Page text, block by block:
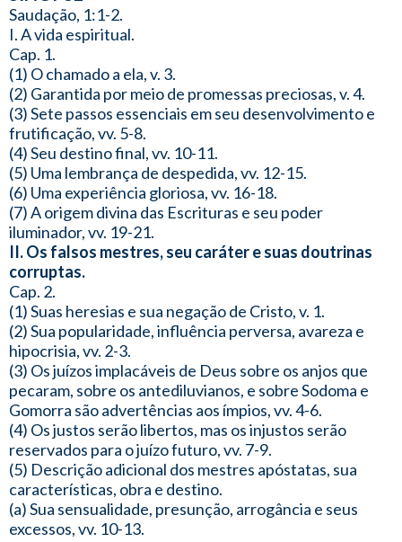
Saudação, 1:1-2.
I. A vida espiritual.
Cap. 1.
(1) O chamado a ela, v. 3.
(2) Garantida por meio de promessas preciosas, v. 4.
(3) Sete passos essenciais em seu desenvolvimento e
frutificação, vv. 5-8.
(4) Seu destino final, vv. 10-11.
(5) Uma lembrança de despedida, vv. 12-15.
(6) Uma experiência gloriosa, vv. 16-18.
(7) A origem divina das Escrituras e seu poder
iluminador, vv. 19-21.
II. Os falsos mestres, seu caráter e suas doutrinas
corruptas.
Cap. 2.
(1) Suas heresias e sua negação de Cristo, v. 1.
(2) Sua popularidade, influência perversa, avareza e
hipocrisia, vv. 2-3.
(3) Os juízos implacáveis de Deus sobre os anjos que
pecaram, sobre os antediluvianos, e sobre Sodoma e
Gomorra são advertências aos ímpios, vv. 4-6.
(4) Os justos serão libertos, mas os injustos serão
reservados para o juízo futuro, vv. 7-9.
(5) Descrição adicional dos mestres apóstatas, sua
características, obra e destino.
(a) Sua sensualidade, presunção, arrogância e seus
excessos, vv. 10-13.